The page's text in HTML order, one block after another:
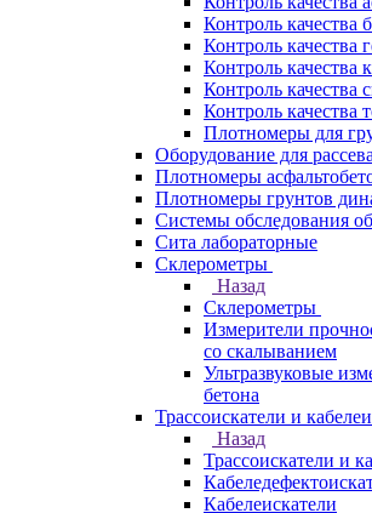
Контроль качества
Контроль качества
Контроль качества
Контроль качества
Контроль качества
Плотномеры для
Оборудование для
Плотномеры
Плотномеры грунтов
Системы обследования
Сита лабораторные
Склерометры
Назад
Склерометры
Измерители
со скалыванием
Ультразвуковые
бетона
Трассоискатели и
Назад
Трассоискатели и
Кабелеискатели